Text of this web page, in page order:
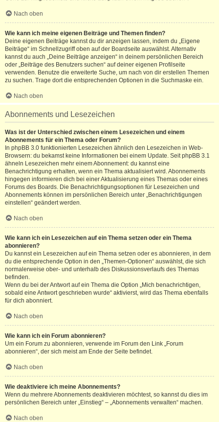
Nach oben
Wie kann ich meine eigenen Beiträge und Themen finden?
Deine eigenen Beiträge kannst du dir anzeigen lassen, indem du „Eigene
Beiträge“ im Schnellzugriff oben auf der Boardseite auswählst. Alternativ
kannst du auch „Deine Beiträge anzeigen“ in deinem persönlichen Bereich
oder „Beiträge des Benutzers suchen“ auf deiner eigenen Profilseite
verwenden. Benutze die erweiterte Suche, um nach von dir erstellen Themen
zu suchen. Trage dort die entsprechenden Optionen in die Suchmaske ein.
Nach oben
Abonnements und Lesezeichen
Was ist der Unterschied zwischen einem Lesezeichen und einem
Abonnements für ein Thema oder Forum?
In phpBB 3.0 funktionierten Lesezeichen ähnlich den Lesezeichen in Web-
Browsern: du bekamst keine Informationen bei einem Update. Seit phpBB 3.1
ähneln Lesezeichen mehr einem Abonnement: du kannst eine
Benachrichtigung erhalten, wenn ein Thema aktualisiert wird. Abonnements
hingegen informieren dich bei einer Aktualisierung eines Themas oder eines
Forums des Boards. Die Benachrichtigungsoptionen für Lesezeichen und
Abonnements können im persönlichen Bereich unter „Benachrichtigungen
einstellen“ geändert werden.
Nach oben
Wie kann ich ein Lesezeichen auf ein Thema setzen oder ein Thema
abonnieren?
Du kannst ein Lesezeichen auf ein Thema setzen oder es abonnieren, in dem
du die entsprechende Option in den „Themen-Optionen“ auswählst, die sich
normalerweise ober- und unterhalb des Diskussionsverlaufs des Themas
befinden.
Wenn du bei der Antwort auf ein Thema die Option „Mich benachrichtigen,
sobald eine Antwort geschrieben wurde“ aktivierst, wird das Thema ebenfalls
für dich abonniert.
Nach oben
Wie kann ich ein Forum abonnieren?
Um ein Forum zu abonnieren, verwende im Forum den Link „Forum
abonnieren“, der sich meist am Ende der Seite befindet.
Nach oben
Wie deaktiviere ich meine Abonnements?
Wenn du mehrere Abonnements deaktivieren möchtest, so kannst du dies im
persönlichen Bereich unter „Einstieg“ – „Abonnements verwalten“ machen.
Nach oben